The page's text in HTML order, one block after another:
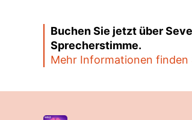
Buchen Sie jetzt über
Sprecherstimme.
Mehr Informationen finden